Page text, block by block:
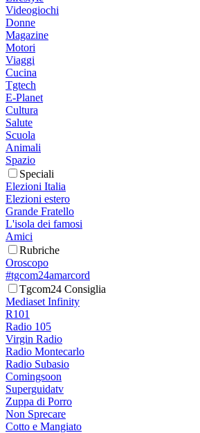
Videogiochi
Donne
Magazine
Motori
Viaggi
Cucina
Tgtech
E-Planet
Cultura
Salute
Scuola
Animali
Spazio
Speciali
Elezioni Italia
Elezioni estero
Grande Fratello
L'isola dei famosi
Amici
Rubriche
Oroscopo
#tgcom24amarcord
Tgcom24 Consiglia
Mediaset Infinity
R101
Radio 105
Virgin Radio
Radio Montecarlo
Radio Subasio
Comingsoon
Superguidatv
Zuppa di Porro
Non Sprecare
Cotto e Mangiato